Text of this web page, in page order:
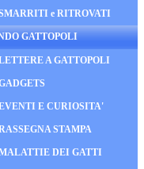
e RITROVATI
GATTOPOLI
A GATTOPOLI
E CURIOSITA'
STAMPA
DEI GATTI